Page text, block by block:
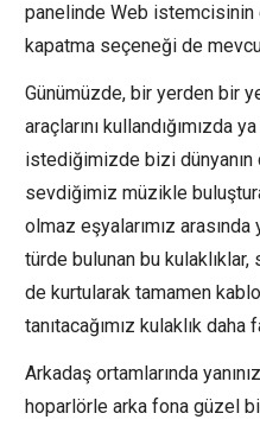
panelinde Web
kapatma seçeneği de
Günümüzde, bir yerden bir
araçlarını kullandığımızda
istediğimizde bizi dünyanın
sevdiğimiz müzikle
olmaz eşyalarımız
türde bulunan bu
de kurtularak tamamen
tanıtacağımız kulaklık daha
Arkadaş ortamlarında
hoparlörle arka fona güzel